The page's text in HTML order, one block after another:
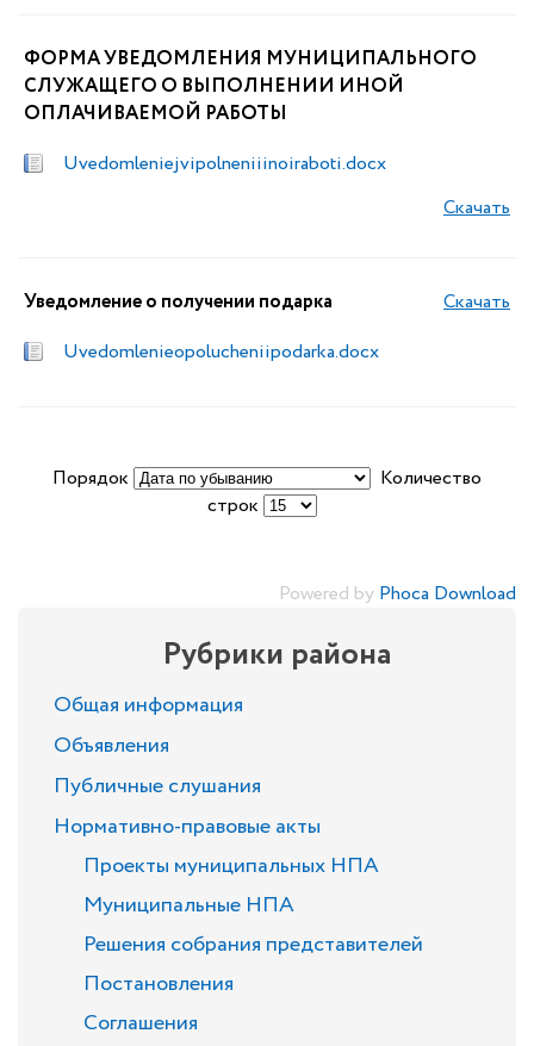
ФОРМА УВЕДОМЛЕНИЯ МУНИЦИПАЛЬНОГО
СЛУЖАЩЕГО О ВЫПОЛНЕНИИ ИНОЙ
ОПЛАЧИВАЕМОЙ РАБОТЫ
Uvedomleniejvipolneniiinoiraboti.docx
Скачать
Уведомление о получении подарка
Uvedomlenieopolucheniipodarka.docx
Скачать
Порядок
Количество
строк
Powered by Phoca Download
Рубрики района
Общая информация
Объявления
Публичные слушания
Нормативно-правовые акты
Проекты муниципальных НПА
Муниципальные НПА
Решения собрания представителей
Постановления
Соглашения